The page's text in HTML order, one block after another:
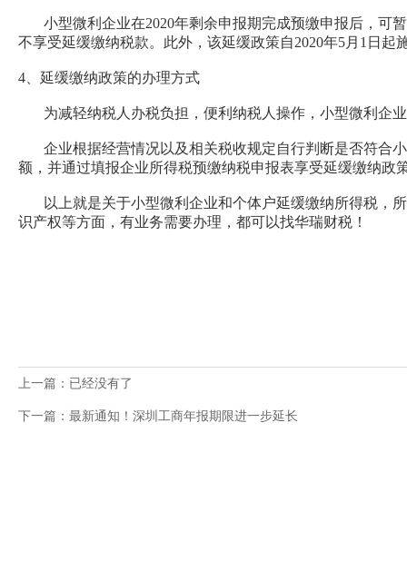
小型微利企业在2020年剩余申报期完成预缴申报后，可
不享受延缓缴纳税款。此外，该延缓政策自2020年5月1日
4、延缓缴纳政策的办理方式
为减轻纳税人办税负担，便利纳税人操作，小型微利企
企业根据经营情况以及相关税收规定自行判断是否符合小
额，并通过填报企业所得税预缴纳税申报表享受延缓缴纳政
以上就是关于小型微利企业和个体户延缓缴纳所得税，所
识产权等方面，有业务需要办理，都可以找华瑞财税 ！
上一篇：已经没有了
下一篇：最新通知！深圳工商年报期限进一步延长